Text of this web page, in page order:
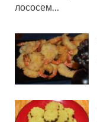
лососем…